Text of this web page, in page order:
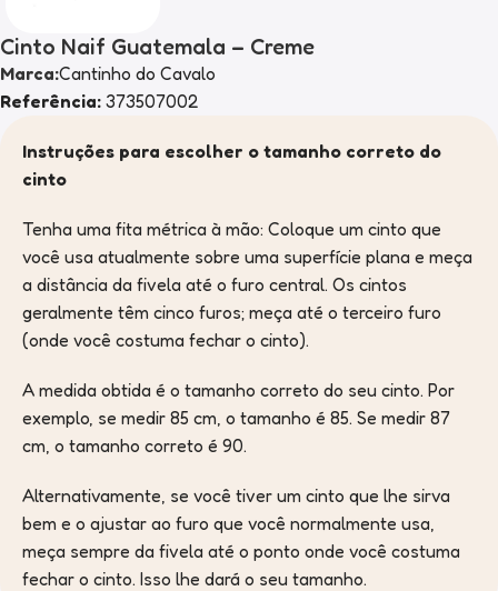
Cinto Naif Guatemala – Creme
Marca:Cantinho do Cavalo
Referência: 373507002
Instruções para escolher o tamanho correto do
cinto
Tenha uma fita métrica à mão: Coloque um cinto que
você usa atualmente sobre uma superfície plana e meça
a distância da fivela até o furo central. Os cintos
geralmente têm cinco furos; meça até o terceiro furo
(onde você costuma fechar o cinto).
A medida obtida é o tamanho correto do seu cinto. Por
exemplo, se medir 85 cm, o tamanho é 85. Se medir 87
cm, o tamanho correto é 90.
Alternativamente, se você tiver um cinto que lhe sirva
bem e o ajustar ao furo que você normalmente usa,
meça sempre da fivela até o ponto onde você costuma
fechar o cinto. Isso lhe dará o seu tamanho.